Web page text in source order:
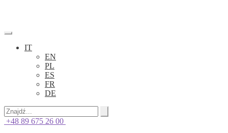
IT
EN
PL
ES
FR
DE
+48 89 675 26 00